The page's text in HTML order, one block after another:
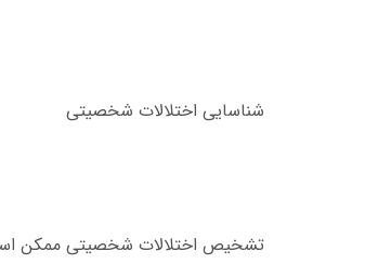
شناسایی اختلالات شخصیتی
تشخیص اختلالات شخصیتی ممکن است